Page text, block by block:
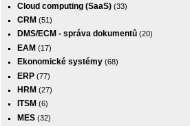
Cloud computing (SaaS) (33)
CRM (51)
DMS/ECM - správa dokumentů (20)
EAM (17)
Ekonomické systémy (68)
ERP (77)
HRM (27)
ITSM (6)
MES (32)